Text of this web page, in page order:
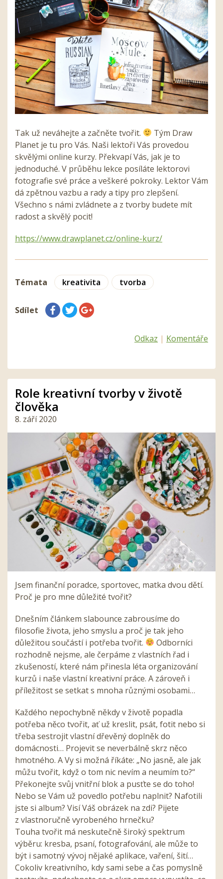
Tak už neváhejte a začněte tvořit.
Tým Draw
Planet je tu pro Vás. Naši lektoři Vás provedou
skvělými online kurzy. Překvapí Vás, jak je to
jednoduché. V průběhu lekce posíláte lektorovi
fotografie své práce a veškeré pokroky. Lektor Vám
dá zpětnou vazbu a rady a tipy pro zlepšení.
Všechno s námi zvládnete a z tvorby budete mít
radost a skvělý pocit!
https://www.drawplanet.cz/online-kurz/
Témata kreativita tvorba
Sdílet
Odkaz | Komentáře
Role kreativní tvorby v životě
člověka
8. září 2020
Jsem finanční poradce, sportovec, matka dvou dětí.
Proč je pro mne důležité tvořit?
Dnešním článkem slabounce zabrousíme do
filosofie života, jeho smyslu a proč je tak jeho
důležitou součástí i potřeba tvořit.
Odborníci
rozhodně nejsme, ale čerpáme z vlastních řad i
zkušeností, které nám přinesla léta organizování
kurzů i naše vlastní kreativní práce. A zároveň i
příležitost se setkat s mnoha různými osobami…
Každého nepochybně někdy v životě popadla
potřeba něco tvořit, ať už kreslit, psát, fotit nebo si
třeba sestrojit vlastní dřevěný doplněk do
domácnosti… Projevit se neverbálně skrz něco
hmotného. A Vy si možná říkáte: „No jasně, ale jak
můžu tvořit, když o tom nic nevím a neumím to?“
Překonejte svůj vnitřní blok a pusťte se do toho!
Nebo se Vám už povedlo potřebu naplnit? Nafotili
jste si album? Visí Váš obrázek na zdi? Pijete
z vlastnoručně vyrobeného hrnečku?
Touha tvořit má neskutečně široký spektrum
výběru: kresba, psaní, fotografování, ale může to
být i samotný vývoj nějaké aplikace, vaření, šití…
Cokoliv kreativního, kdy sami sebe a čas pomyslně